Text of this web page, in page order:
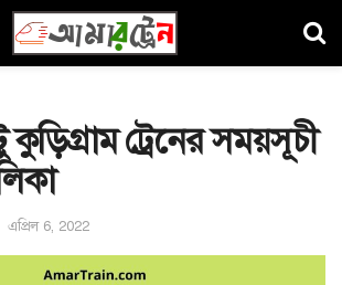
কুড়িগ্রাম ট্রেনের সময়সূচী
এপ্রিল 6, 2022